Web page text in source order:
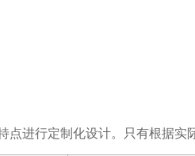
进行定制化设计。只有根据实